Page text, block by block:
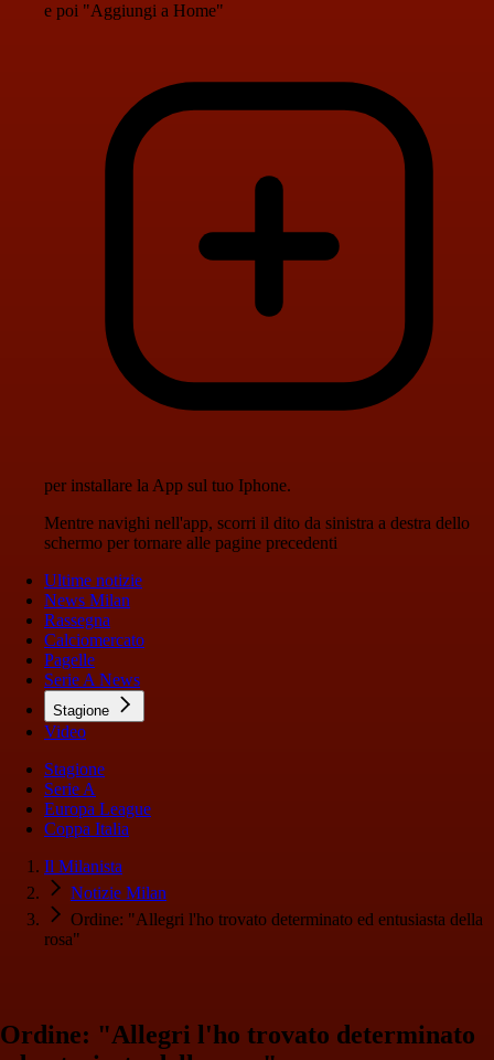
e poi "Aggiungi a Home"
per installare la App sul tuo Iphone.
Mentre navighi nell'app, scorri il dito da sinistra a destra dello
schermo per tornare alle pagine precedenti
Ultime notizie
News Milan
Rassegna
Calciomercato
Pagelle
Serie A News
Stagione
Video
Stagione
Serie A
Europa League
Coppa Italia
Il Milanista
Notizie Milan
Ordine: "Allegri l'ho trovato determinato ed entusiasta della
rosa"
Ordine: "Allegri l'ho trovato determinato